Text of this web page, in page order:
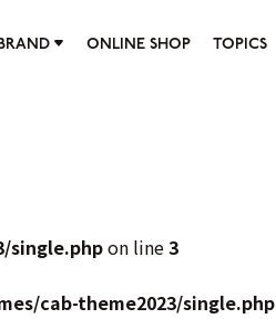
BRAND ONLINE SHOP TOPICS
single.phpon line3
cab-theme2023/single.php